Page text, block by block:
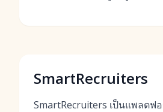
SmartRecruiters
SmartRecruiters เป็นแพลตฟ